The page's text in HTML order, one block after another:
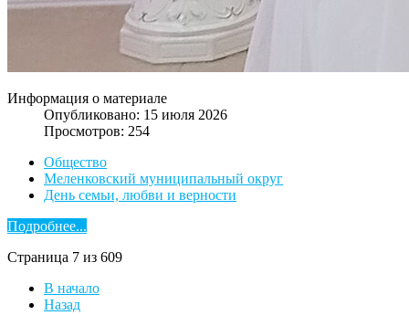
Информация о материале
Опубликовано: 15 июля 2026
Просмотров: 254
Общество
Меленковский муниципальный округ
День семьи, любви и верности
Подробнее...
Страница 7 из 609
В начало
Назад